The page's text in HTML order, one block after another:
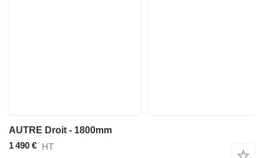
AUTRE Droit - 1800mm
1 490 € HT